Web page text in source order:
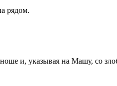
рядом.
и, указывая на Машу, со